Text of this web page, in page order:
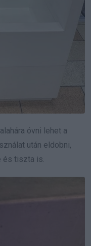
óvni lehet a
után eldobni,
és tiszta is.